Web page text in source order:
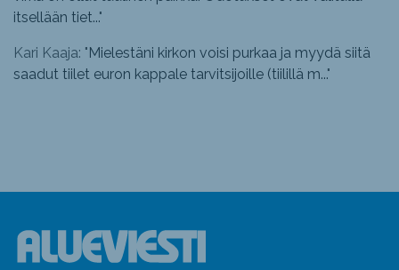
itsellään tiet..."
Kari Kaaja: "Mielestäni kirkon voisi purkaa ja myydä siitä
saadut tiilet euron kappale tarvitsijoille (tiilillä m..."